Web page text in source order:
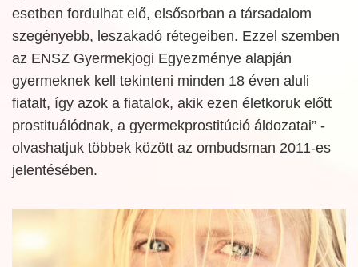
esetben fordulhat elő, elsősorban a társadalom
szegényebb, leszakadó rétegeiben. Ezzel szemben
az ENSZ Gyermekjogi Egyezménye alapján
gyermeknek kell tekinteni minden 18 éven aluli
fiatalt, így azok a fiatalok, akik ezen életkoruk előtt
prostituálódnak, a gyermekprostitúció áldozatai” -
olvashatjuk többek között az ombudsman 2011-es
jelentésében.